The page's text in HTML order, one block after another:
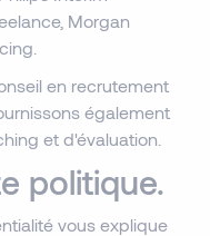
Morgan
en recrutement
également
et d'évaluation.
politique.
vous explique